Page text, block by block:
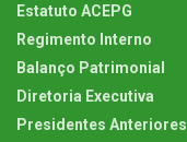
Estatuto ACEPG
Regimento Interno
Balanço Patrimonial
Diretoria Executiva
Presidentes Anteriores